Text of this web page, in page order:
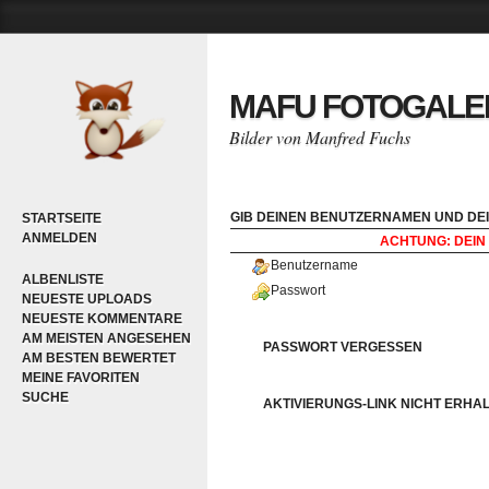
STARTSEITE
ANMELDEN
ALBENLISTE
NEUESTE UPLOADS
NEUESTE KOMMENTARE
AM MEISTEN ANGESEHEN
AM BESTEN BEWERTET
MEINE FAVORITEN
SUCHE
MAFU
Bilder von Manfred Fuchs
GIB DEINEN BENUTZERNAMEN UND
ACHTUNG: DEIN
Benutzername
Passwort
PASSWORT VERGESSEN
AKTIVIERUNGS-LINK NICHT